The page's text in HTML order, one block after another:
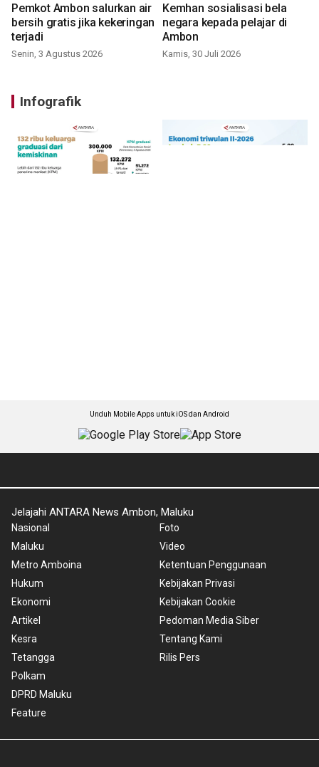
Pemkot Ambon salurkan air
bersih gratis jika kekeringan
terjadi
Senin, 3 Agustus 2026
Kemhan sosialisasi bela
negara kepada pelajar di
Ambon
Kamis, 30 Juli 2026
Infografik
Unduh Mobile Apps untuk iOS dan Android
Jelajahi ANTARA News Ambon, Maluku
Nasional
Maluku
Metro Amboina
Hukum
Ekonomi
Artikel
Kesra
Tetangga
Polkam
DPRD Maluku
Feature
Foto
Video
Ketentuan Penggunaan
Kebijakan Privasi
Kebijakan Cookie
Pedoman Media Siber
Tentang Kami
Rilis Pers